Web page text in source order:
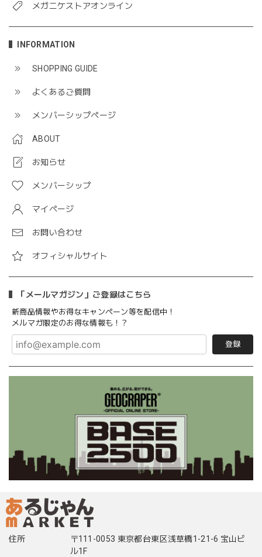
メガニケストアオンライン
INFORMATION
SHOPPING GUIDE
よくあるご質問
メンバーシップページ
ABOUT
お知らせ
メンバーシップ
マイページ
お問い合わせ
オフィシャルサイト
「メールマガジン」ご登録はこちら
新商品情報やお得なキャンペーン等を配信中！
メルマガ限定のお得な情報も！？
登録
住所
〒111-0053 東京都台東区浅草橋1-21-6 宝山ビ
ル1F